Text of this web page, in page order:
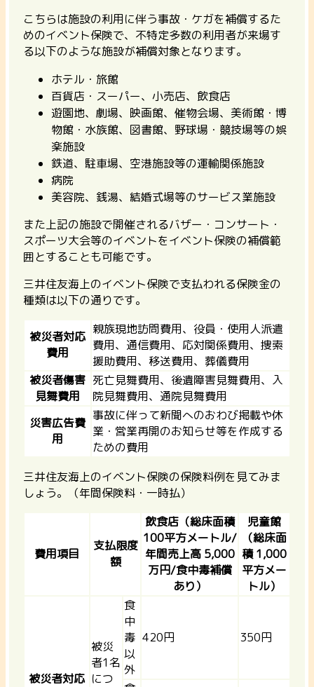
こちらは施設の利用に伴う事故・ケガを補償するた
めのイベント保険で、不特定多数の利用者が来場す
る以下のような施設が補償対象となります。
ホテル・旅館
百貨店・スーパー、小売店、飲食店
遊園地、劇場、映画館、催物会場、美術館・博
物館・水族館、図書館、野球場・競技場等の娯
楽施設
鉄道、駐車場、空港施設等の運輸関係施設
病院
美容院、銭湯、結婚式場等のサービス業施設
また上記の施設で開催されるバザー・コンサート・
スポーツ大会等のイベントをイベント保険の補償範
囲とすることも可能です。
三井住友海上のイベント保険で支払われる保険金の
種類は以下の通りです。
被災者対応
費用
親族現地訪問費用、役員・使用人派遣
費用、通信費用、応対関係費用、捜索
援助費用、移送費用、葬儀費用
被災者傷害
見舞費用
死亡見舞費用、後遺障害見舞費用、入
院見舞費用、通院見舞費用
災害広告費
用
事故に伴って新聞へのおわび掲載や休
業・営業再開のお知らせ等を作成する
ための費用
三井住友海上のイベント保険の保険料例を見てみま
しょう。（年間保険料・一時払）
費用項目
支払限度
額
飲食店（総床面積
100平方メートル/
年間売上高 5,000
万円/食中毒補償
あり）
児童館
（総床面
積 1,000
平方メー
トル）
被災者対応
被災
者1名
につ
食
中
毒
以
外
420円 350円